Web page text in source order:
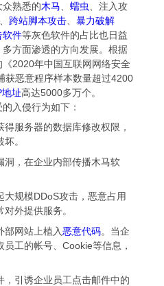
熟悉的木马 蠕虫
、注入攻
跨站脚本攻击
暴力破解
软件等灰色软件的占比也日益
方面渗透的方向发展。根据
2020年中国互联网网络安全
获恶意程序样本数量超过4200
地址高达5000多万个。
入侵行为如下：
服务器的数据库修改权限，
。
洞，在企业内部传播木马软
规模DDoS攻击，恶意占用
外提供服务。
部网站上植入恶意代码。当企
工的帐号、Cookie等信息，
，引诱企业员工点击邮件中的